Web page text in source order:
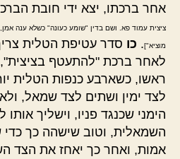
אחר ברכתו, יצא ידי חובת
ציצית עמוד פא. ושם בדין "שומע כעונה" כשלא ענה
מוציא"]. כו סדר עטיפת הטלית
לאחר ברכת "להתעטף
ראשו, כשארבע כנפות הטלית
לצד ימין ושתים לצד שמאל,
הימני שכנגד פניו, וישליך אותו
השמאלית, וטוב שישהה כך כדי
אמות, ואחר כך יאחז את הצד